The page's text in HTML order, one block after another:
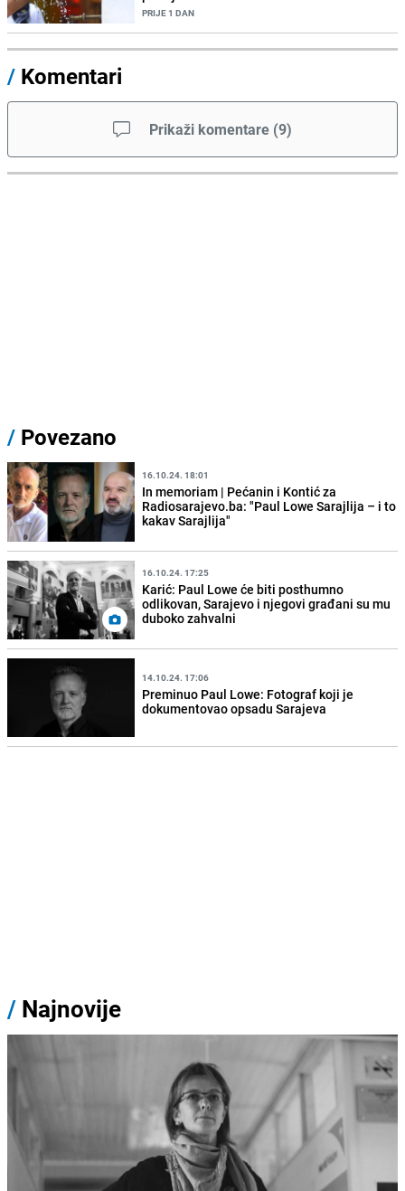
PRIJE 1 DAN
/ Komentari
Prikaži komentare (9)
/ Povezano
16.10.24. 18:01
In memoriam | Pećanin i Kontić za
Radiosarajevo.ba: "Paul Lowe Sarajlija – i to
kakav Sarajlija"
16.10.24. 17:25
Karić: Paul Lowe će biti posthumno
odlikovan, Sarajevo i njegovi građani su mu
duboko zahvalni
14.10.24. 17:06
Preminuo Paul Lowe: Fotograf koji je
dokumentovao opsadu Sarajeva
/ Najnovije